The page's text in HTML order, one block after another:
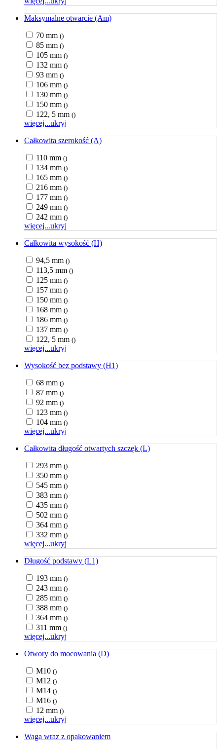
Maksymalne otwarcie (Am)
70 mm ()
85 mm ()
105 mm ()
132 mm ()
93 mm ()
106 mm ()
130 mm ()
150 mm ()
122, 5 mm ()
więcej...ukryj
Całkowita szerokość (A)
110 mm ()
134 mm ()
165 mm ()
216 mm ()
177 mm ()
249 mm ()
242 mm ()
więcej...ukryj
Całkowita wysokość (H)
94,5 mm ()
113,5 mm ()
125 mm ()
157 mm ()
150 mm ()
168 mm ()
186 mm ()
137 mm ()
122, 5 mm ()
więcej...ukryj
Wysokość bez podstawy (H1)
68 mm ()
87 mm ()
92 mm ()
123 mm ()
104 mm ()
więcej...ukryj
Całkowita długość otwartych szczęk (L)
293 mm ()
350 mm ()
545 mm ()
383 mm ()
435 mm ()
502 mm ()
364 mm ()
332 mm ()
więcej...ukryj
Długość podstawy (L1)
193 mm ()
243 mm ()
285 mm ()
388 mm ()
364 mm ()
311 mm ()
więcej...ukryj
Otwory do mocowania (D)
M10 ()
M12 ()
M14 ()
M16 ()
12 mm ()
więcej...ukryj
Waga wraz z opakowaniem